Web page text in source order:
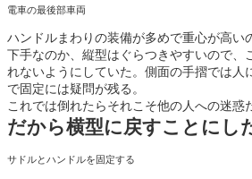
電車の最後部車両
ハンドルまわりの装備が多めで重心が高い
下手なのか、縦型はぐらつきやすいので、
れないようにしていた。側面の手摺では人
で固定には疑問が残る。
これでは倒れたらそれこそ他の人への迷惑
だから横型に戻すことにし
サドルとハンドルを固定する